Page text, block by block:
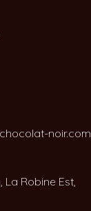
noir.com
La Robine Est,
noir.com
La Robine Est,